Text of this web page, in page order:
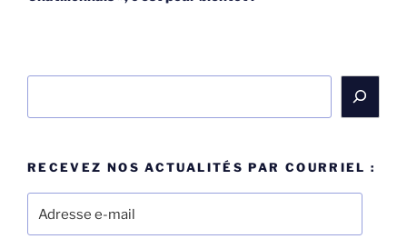
RECEVEZ NOS ACTUALITÉS PAR COURRIEL :
e-